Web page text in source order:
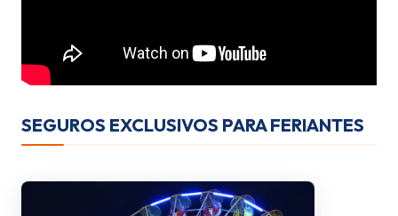
SEGUROS EXCLUSIVOS PARA FERIANTES